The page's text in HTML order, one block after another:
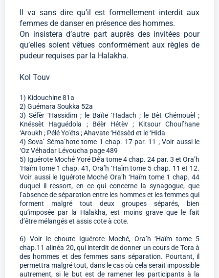
Il va sans dire qu’il est formellement interdit aux
femmes de danser en présence des hommes.
On insistera d’autre part auprès des invitées pour
qu’elles soient vêtues conformément aux règles de
pudeur requises par la Halakha.
Kol Touv
1) Kidouchine 81a
2) Guémara Soukka 52a
3) Séfèr ‘Hassidim ; le Baïte ‘Hadach ; le Bèt Chémouèl ;
Knéssèt Haguédola ; Béèr Hétèv ; Kitsour Choul’hane
‘Aroukh ; Pélé Yo’éts ; Ahavate ‘Héssèd et le ‘Hida
4) Sova’ Séma’hote tome 1 chap. 17 par. 11 ; Voir aussi le
‘Oz Véhadar Lévoucha page 489
5) Iguérote Moché Yoré Dé’a tome 4 chap. 24 par. 3 et Ora’h
‘Haïm tome 1 chap. 41, Ora’h ‘Haïm tome 5 chap. 11 et 12.
Voir aussi le Iguérote Moché Ora’h ‘Haïm tome 1 chap. 44
duquel il ressort, en ce qui concerne la synagogue, que
l’absence de séparation entre les hommes et les femmes qui
forment malgré tout deux groupes séparés, bien
qu’imposée par la Halakha, est moins grave que le fait
d’être mélangés et assis cote à cote.
6) Voir le choute Iguérote Moché, Ora’h ‘Haïm tome 5
chap.11 alinéa 20, qui interdit de donner un cours de Tora à
des hommes et des femmes sans séparation. Pourtant, il
permettra malgré tout, dans le cas où cela serait impossible
autrement, si le but est de ramener les participants à la